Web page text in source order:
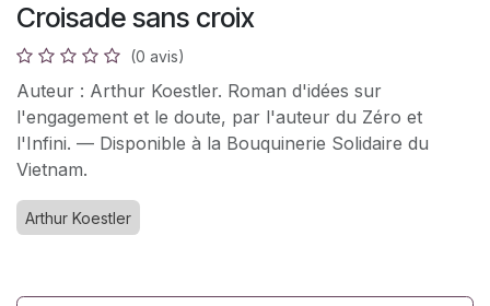
Croisade sans croix
(0 avis)
Auteur : Arthur Koestler. Roman d'idées sur
l'engagement et le doute, par l'auteur du Zéro et
l'Infini. — Disponible à la Bouquinerie Solidaire du
Vietnam.
Arthur Koestler